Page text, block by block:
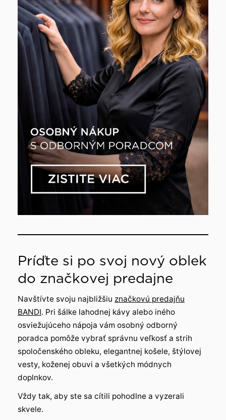
Príďte si po svoj nový oblek
do značkovej predajne
Navštívte svoju najbližšiu značkovú predajňu
BANDI. Pri šálke lahodnej kávy alebo iného
osviežujúceho nápoja vám osobný odborný
poradca pomôže vybrať správnu veľkosť a strih
spoločenského obleku, elegantnej košele, štýlovej
vesty, koženej obuvi a všetkých módnych
doplnkov.
Vždy tak, aby ste sa cítili pohodlne a vyzerali
skvele.